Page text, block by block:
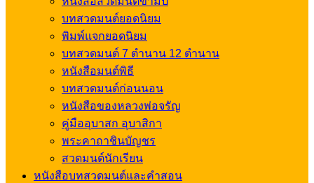
บทสวดมนต์ยอดนิยม
พิมพ์แจกยอดนิยม
บทสวดมนต์ 7 ตำนาน 12 ตำนาน
หนังสือมนต์พิธี
บทสวดมนต์ก่อนนอน
หนังสือของหลวงพ่อจรัญ
คู่มืออุบาสก อุบาสิกา
พระคาถาชินบัญชร
สวดมนต์นักเรียน
หนังสือบทสวดมนต์และคำสอน